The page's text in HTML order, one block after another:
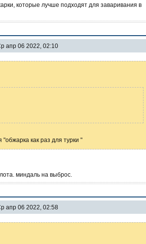
которые лучше подходят для заваривания в
апр 06 2022, 02:10
как раз для турки "
миндаль на выброс.
апр 06 2022, 02:58